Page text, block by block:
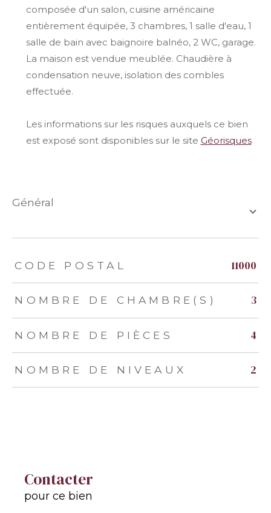
composée d'un salon, cuisine américaine
entièrement équipée, 3 chambres, 1 salle d'eau, 1
salle de bain avec baignoire balnéo, 2 WC, garage.
La maison est vendue meublée. Chaudière à
condensation neuve, isolation des combles
effectuée.
Les informations sur les risques auxquels ce bien
est exposé sont disponibles sur le site Géorisques
général
TRAD_ZEPHYR_Caracteristique TRAD_ZEPHYR_Valeurs
CODE POSTAL 11000
NOMBRE DE CHAMBRE(S) 3
NOMBRE DE PIÈCES 4
NOMBRE DE NIVEAUX 2
Contacter
pour ce bien